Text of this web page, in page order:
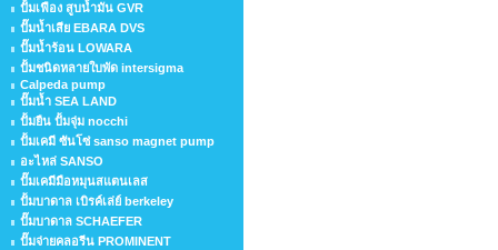
ปั้มเฟือง สูบน้ำมัน GVR
ปั๊มน้ำเสีย EBARA DVS
ปั๊มน้ำร้อน LOWARA
ปั้มชนิดหลายใบพัด intersigma
Calpeda pump
ปั๊มน้ำ SEA LAND
ปั้มยืน ปั้มจุ่ม nocchi
ปั้มเคมี ซันโซ่ sanso magnet pump
อะไหล่ SANSO
ปั๊มเคมีมือหมุนสแตนเลส
ปั้มบาดาล เบิรค์เล่ย์ berkeley
ปั๊มบาดาล SCHAEFER
ปั๊มจ่ายคลอรีน PROMINENT